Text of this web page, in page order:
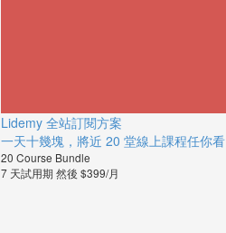
Lidemy 全站訂閱方案
一天十幾塊，將近 20 堂線上課程任你看
20 Course Bundle
7 天試用期 然後 $399/月